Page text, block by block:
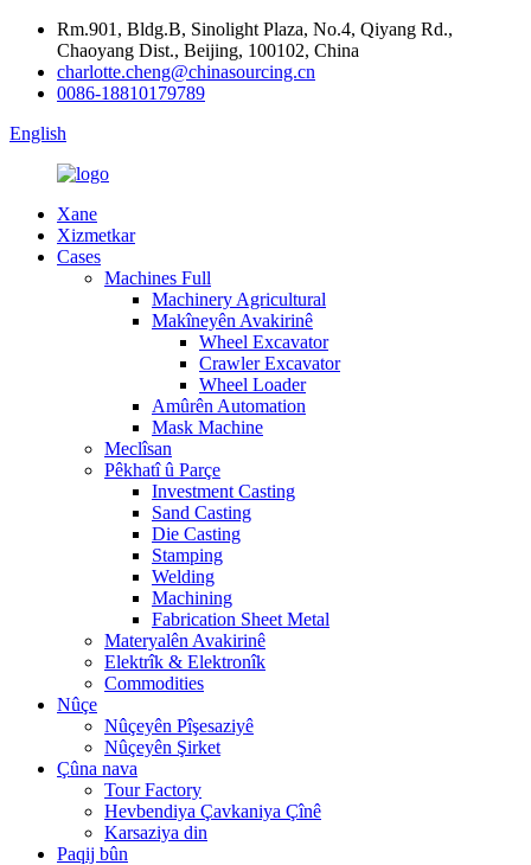
Rm.901, Bldg.B, Sinolight Plaza, No.4, Qiyang Rd.,
Chaoyang Dist., Beijing, 100102, China
charlotte.cheng@chinasourcing.cn
0086-18810179789
English
Xane
Xizmetkar
Cases
Machines Full
Machinery Agricultural
Makîneyên Avakirinê
Wheel Excavator
Crawler Excavator
Wheel Loader
Amûrên Automation
Mask Machine
Meclîsan
Pêkhatî û Parçe
Investment Casting
Sand Casting
Die Casting
Stamping
Welding
Machining
Fabrication Sheet Metal
Materyalên Avakirinê
Elektrîk & Elektronîk
Commodities
Nûçe
Nûçeyên Pîşesaziyê
Nûçeyên Şirket
Çûna nava
Tour Factory
Hevbendiya Çavkaniya Çînê
Karsaziya din
Paqij bûn